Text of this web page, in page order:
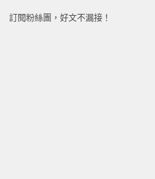
訂閱粉絲團，好文不漏接！